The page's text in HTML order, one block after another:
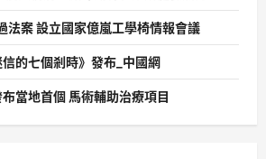
法案 設立國家億嵐工學椅情報會議
的七個剎時》發布_中國網
當地首個 馬術輔助治療項目